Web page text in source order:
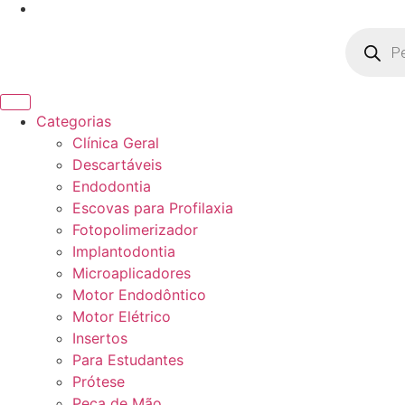
Categorias
Clínica Geral
Descartáveis
Endodontia
Escovas para Profilaxia
Fotopolimerizador
Implantodontia
Microaplicadores
Motor Endodôntico
Motor Elétrico
Insertos
Para Estudantes
Prótese